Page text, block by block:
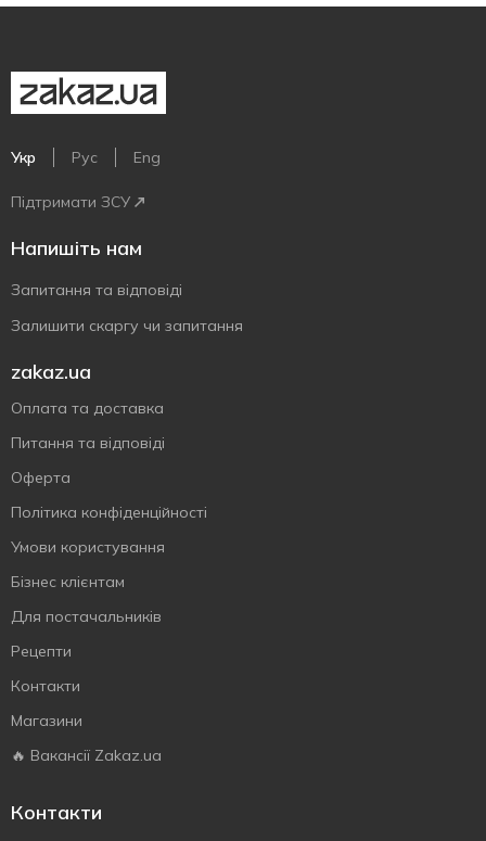
Укр Рус Eng
Підтримати ЗСУ
Напишіть нам
Запитання та відповіді
Залишити скаргу чи запитання
zakaz.ua
Оплата та доставка
Питання та відповіді
Оферта
Політика конфіденційності
Умови користування
Бізнес клієнтам
Для постачальників
Рецепти
Контакти
Магазини
🔥 Вакансії Zakaz.ua
Контакти